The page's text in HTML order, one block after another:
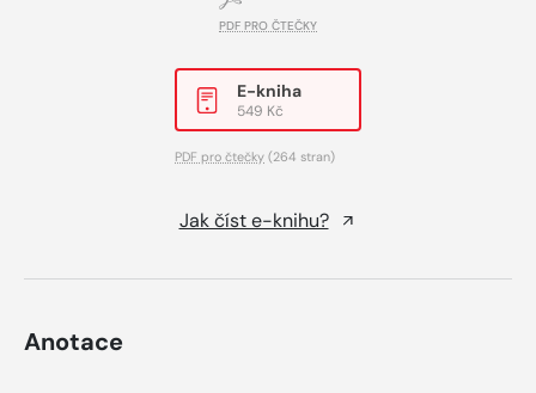
PDF PRO ČTEČKY
E-kniha
549 Kč
PDF pro čtečky (264 stran)
Jak číst e-knihu?
Anotace